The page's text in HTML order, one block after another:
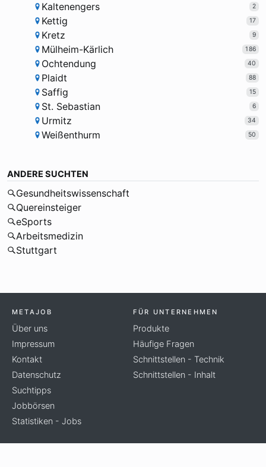
Kaltenengers 2
Kettig 17
Kretz 9
Mülheim-Kärlich 186
Ochtendung 40
Plaidt 88
Saffig 15
St. Sebastian 6
Urmitz 34
Weißenthurm 50
ANDERE SUCHTEN
Gesundheitswissenschaft
Quereinsteiger
eSports
Arbeitsmedizin
Stuttgart
METAJOB
Über uns
Impressum
Kontakt
Datenschutz
Suchtipps
Jobbörsen
Statistiken - Jobs
FÜR UNTERNEHMEN
Produkte
Häufige Fragen
Schnittstellen - Technik
Schnittstellen - Inhalt